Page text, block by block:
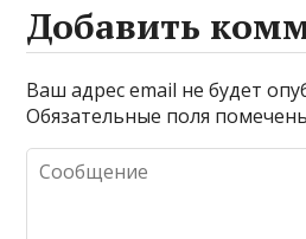
Добавить
Ваш адрес email не будет
Обязательные поля